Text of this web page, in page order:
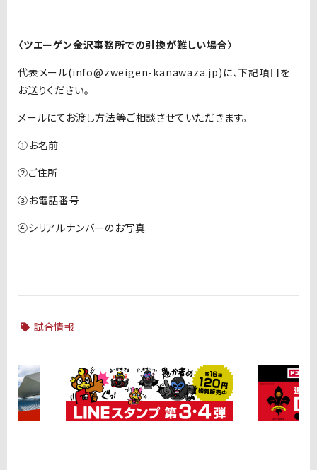
〈ツエーゲン金沢事務所での引換が難しい場合〉
代表メール(info@zweigen-kanawaza.jp)に、下記項目を
お送りください。
メールにてお渡し方法等ご相談させていただきます。
①お名前
②ご住所
③お電話番号
④シリアルナンバーのお写真
試合情報